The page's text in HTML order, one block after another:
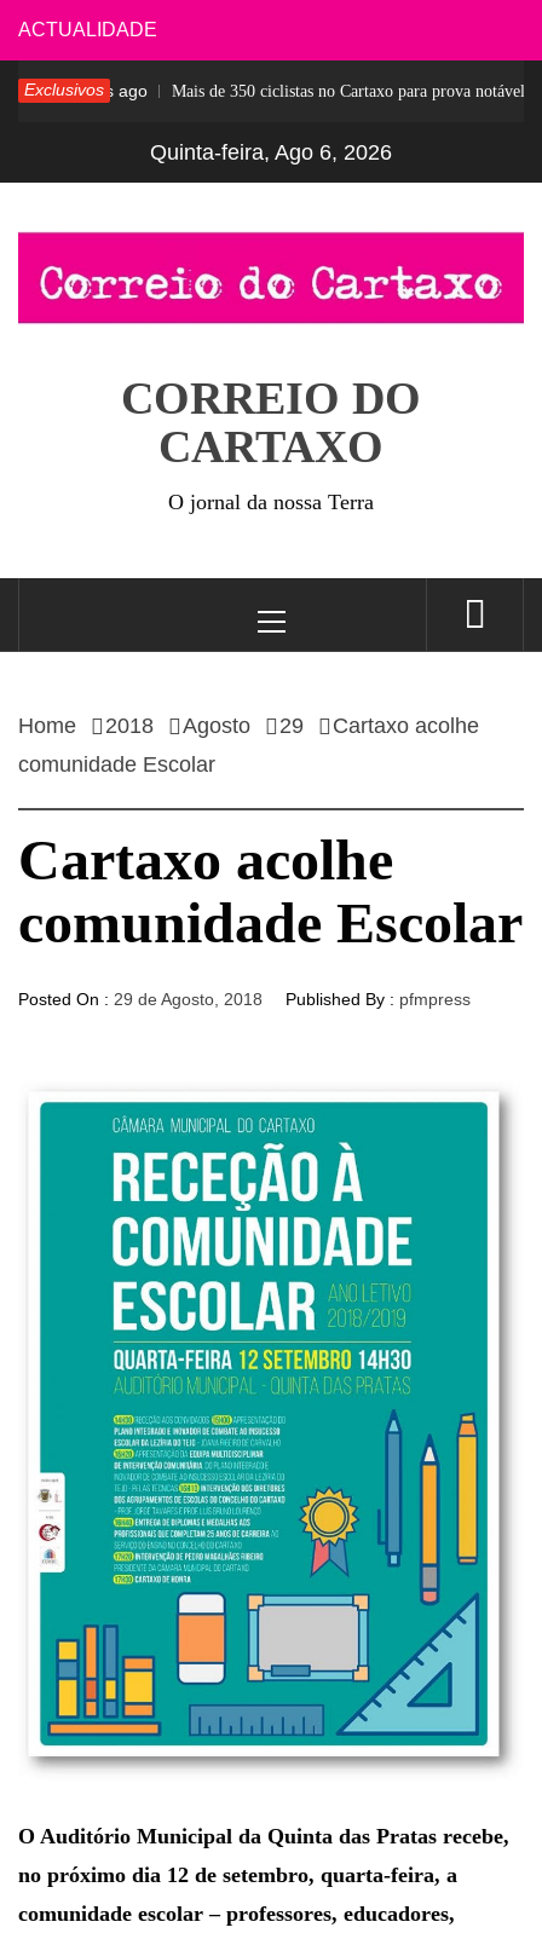
Skip
to
content
ACTUALIDADE
Exclusivos
4 dias ago Mais de 350 ciclistas no Cartaxo para prova notável
Quinta-feira, Ago 6, 2026
CORREIO DO
CARTAXO
O jornal da nossa Terra
Menu
Home 2018 Agosto 29
Cartaxo acolhe
comunidade Escolar
Cartaxo acolhe
comunidade Escolar
Posted On : 29 de Agosto, 2018 Published By : pfmpress
O Auditório Municipal da Quinta das Pratas recebe,
no próximo dia 12 de setembro, quarta-feira, a
comunidade escolar – professores, educadores,